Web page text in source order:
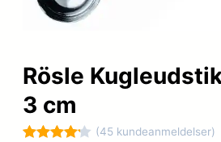
Rösle
3 cm
(45 kundeanmeldelser)